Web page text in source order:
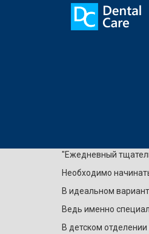
"Ежедневный
Необходимо
В идеальном
Ведь именно
В детском